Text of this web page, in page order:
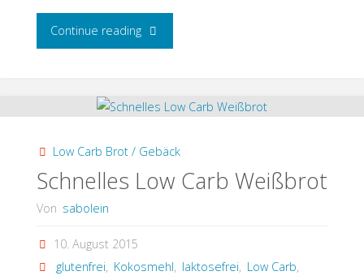
Continue reading"Mikrowellen-
Sandwich
Low Carb Brot / Gebäck
Schnelles Low Carb Weißbrot
Von sabolein
10. August 2015
glutenfrei, Kokosmehl, laktosefrei, Low Carb,